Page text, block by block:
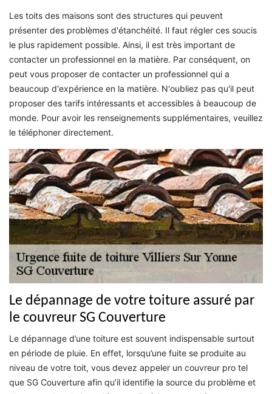
Les toits des maisons sont des structures qui peuvent
présenter des problèmes d'étanchéité. Il faut régler ces soucis
le plus rapidement possible. Ainsi, il est très important de
contacter un professionnel en la matière. Par conséquent, on
peut vous proposer de contacter un professionnel qui a
beaucoup d'expérience en la matière. N'oubliez pas qu'il peut
proposer des tarifs intéressants et accessibles à beaucoup de
monde. Pour avoir les renseignements supplémentaires, veuillez
le téléphoner directement.
Le dépannage de votre toiture assuré par
le couvreur SG Couverture
Le dépannage d’une toiture est souvent indispensable surtout
en période de pluie. En effet, lorsqu’une fuite se produite au
niveau de votre toit, vous devez appeler un couvreur pro tel
que SG Couverture afin qu’il identifie la source du problème et